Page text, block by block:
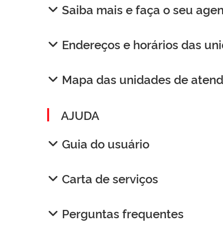
Saiba mais e faça o seu
Endereços e horários das
Mapa das unidades de
AJUDA
Guia do usuário
Carta de serviços
Perguntas frequentes